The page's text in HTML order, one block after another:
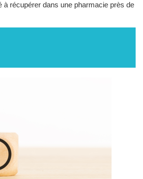
à récupérer dans une pharmacie près de